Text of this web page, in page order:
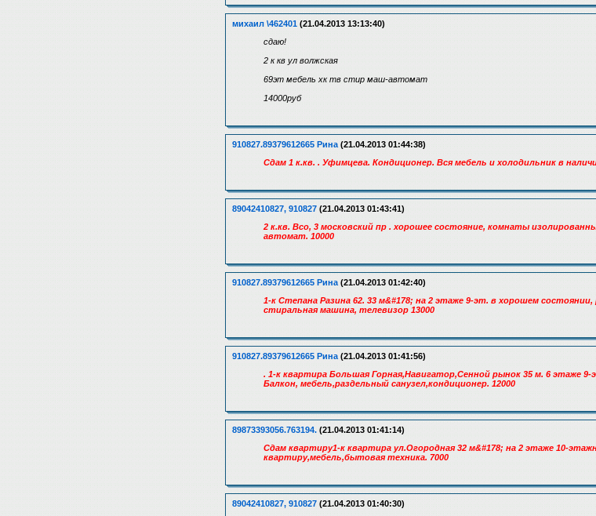
михаил \462401 (21.04.2013 13:13:40)
сдаю!
2 к кв ул волжская
69эт мебель хк тв стир маш-автомат
14000руб
910827.89379612665 Рина (21.04.2013 01:44:38)
Сдам 1 к.кв. . Уфимцева. Кондиционер. Вся мебель и холодильник в
89042410827, 910827 (21.04.2013 01:43:41)
2 к.кв. Всо, 3 московский пр . хорошее состояние, комнаты
автомат. 10000
910827.89379612665 Рина (21.04.2013 01:42:40)
1-к Степана Разина 62. 33 м&#178; на 2 этаже 9-эт. в хорошем
стиральная машина, телевизор 13000
910827.89379612665 Рина (21.04.2013 01:41:56)
. 1-к квартира Большая Горная,Навигатор,Сенной рынок 35 м. 6 этаже
Балкон, мебель,раздельный санузел,кондиционер. 12000
89873393056.763194. (21.04.2013 01:41:14)
Сдам квартиру1-к квартира ул.Огородная 32 м&#178; на 2 этаже 10-
квартиру,мебель,бытовая техника. 7000
89042410827, 910827 (21.04.2013 01:40:30)